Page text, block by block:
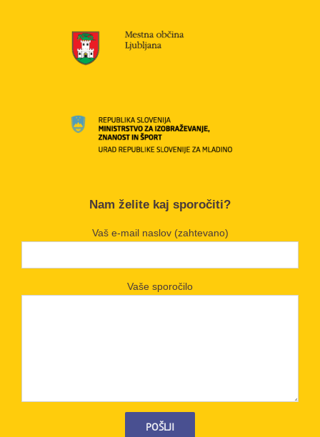
Nam želite kaj sporočiti?
Vaš e-mail naslov (zahtevano)
Vaše sporočilo